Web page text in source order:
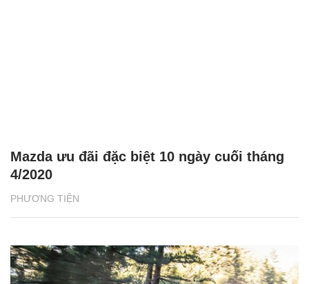
PHƯƠNG TIỆN
Mazda ưu đãi đặc biệt 10 ngày cuối tháng
4/2020